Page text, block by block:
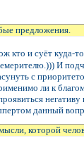
предложения.
кто и суёт куда-
И
с
ли к
данный
которой